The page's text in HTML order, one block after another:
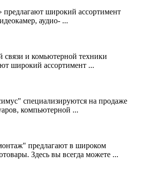
широкий ассортимент
аудио- ...
и комьютерной техники
широкий ассортимент ...
специализируются на продаже
компьютерной ...
предлагают в широком
Здесь вы всегда можете ...